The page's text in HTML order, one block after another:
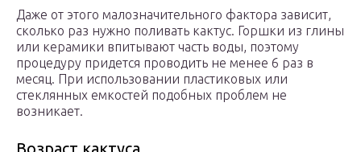
Даже от этого малозначительного фактора зависит,
сколько раз нужно поливать кактус. Горшки из глины
или керамики впитывают часть воды, поэтому
процедуру придется проводить не менее 6 раз в
месяц. При использовании пластиковых или
стеклянных емкостей подобных проблем не
возникает.